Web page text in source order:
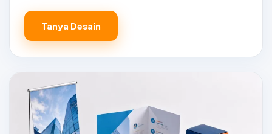
Tanya Desain